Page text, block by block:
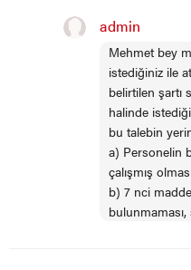
admin
Mehmet bey
istediğiniz ile
belirtilen şartı
halinde
bu talebin
a) Personelin
çalışmış
b) 7 nci
bulunmaması,